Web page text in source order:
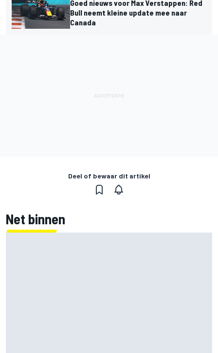
Goed nieuws voor Max Verstappen: Red
Bull neemt kleine update mee naar
Canada
Deel of bewaar dit artikel
Net binnen